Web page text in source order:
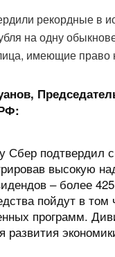
рекордные в
на одну
имеющие право
Сбер подтвердил
высокую
– более
пойдут в
программ.
развития